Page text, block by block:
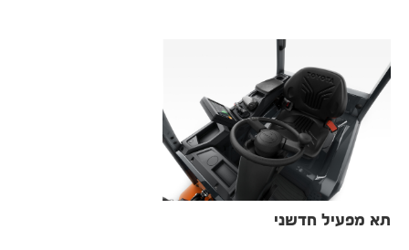
תא מפעיל חדשני